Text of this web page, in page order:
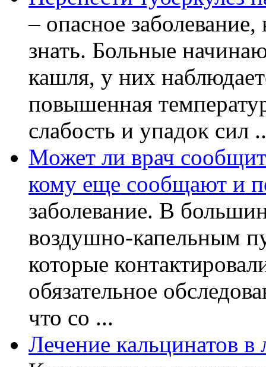
– опасное
знать. Больные
кашля, у них
повышенная
слабость и упадок сил
Может ли врач
кому еще сообщают и
заболевание. В
воздушно-капельным
которые
обязательное
что со ...
Лечение кальцинатов